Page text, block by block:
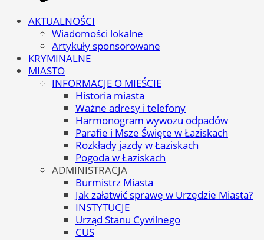
AKTUALNOŚCI
Wiadomości lokalne
Artykuły sponsorowane
KRYMINALNE
MIASTO
INFORMACJE O MIEŚCIE
Historia miasta
Ważne adresy i telefony
Harmonogram wywozu odpadów
Parafie i Msze Święte w Łaziskach
Rozkłady jazdy w Łaziskach
Pogoda w Łaziskach
ADMINISTRACJA
Burmistrz Miasta
Jak załatwić sprawę w Urzędzie Miasta?
INSTYTUCJE
Urząd Stanu Cywilnego
CUS